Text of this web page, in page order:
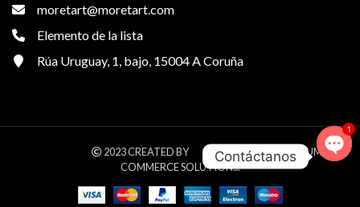
moretart@moretart.com
Elemento de la lista
Rúa Uruguay, 1, bajo, 15004 A Coruña
2023 CREATED BY XTEMOS STUDIO. PREMIUM E-
COMMERCE SOLUTIONS.
Contáctanos
1